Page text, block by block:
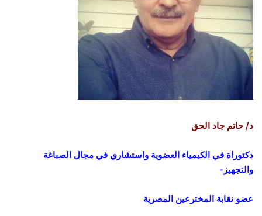
د/ حاتم جاد الحق
دكتوراة في الكيمياء العضوية واستشاري في مجال الصباغة
والتجهيز-
عضو نقابة المخترعين المصرية